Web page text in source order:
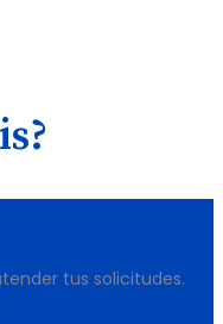
tus solicitudes.